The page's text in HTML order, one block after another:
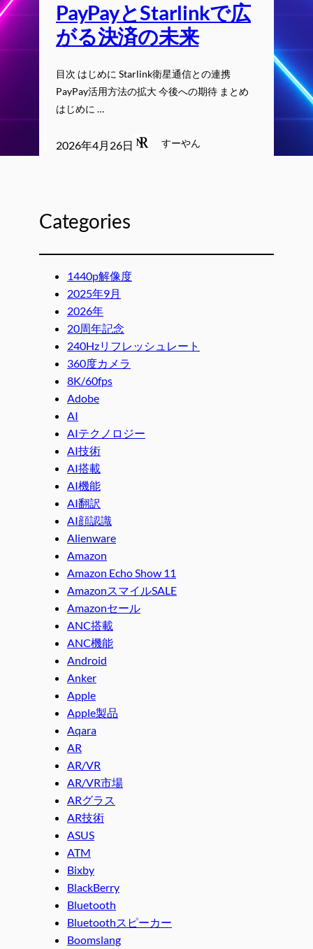
PayPayとStarlinkで広
がる決済の未来
目次 はじめに Starlink衛星通信との連携
PayPay活用方法の拡大 今後への期待 まとめ
はじめに …
2026年4月26日 すーやん
Categories
1440p解像度
2025年9月
2026年
20周年記念
240Hzリフレッシュレート
360度カメラ
8K/60fps
Adobe
AI
AIテクノロジー
AI技術
AI搭載
AI機能
AI翻訳
AI顔認識
Alienware
Amazon
Amazon Echo Show 11
AmazonスマイルSALE
Amazonセール
ANC搭載
ANC機能
Android
Anker
Apple
Apple製品
Aqara
AR
AR/VR
AR/VR市場
ARグラス
AR技術
ASUS
ATM
Bixby
BlackBerry
Bluetooth
Bluetoothスピーカー
Boomslang